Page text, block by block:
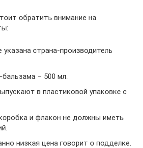
обратить внимание на
указана страна-производитель
– 500 мл.
в пластиковой упаковке с
и флакон не должны иметь
низкая цена говорит о подделке.